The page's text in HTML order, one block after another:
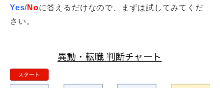
Yes/Noに答えるだけなので、まずは試してみてくだ
さい。